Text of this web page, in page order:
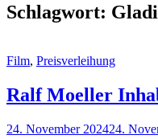
Schlagwort:
Cat
Film, Preisverleihung
Ralf Moeller
Posted
24. November 202424.